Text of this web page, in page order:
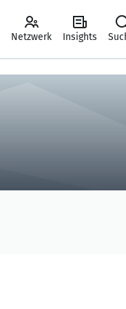
Netzwerk Insights